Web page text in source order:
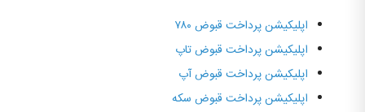
اپلیکیشن پرداخت قبوض ۷۸۰
اپلیکیشن پرداخت قبوض تاپ
اپلیکیشن پرداخت قبوض آپ
اپلیکیشن پرداخت قبوض سکه